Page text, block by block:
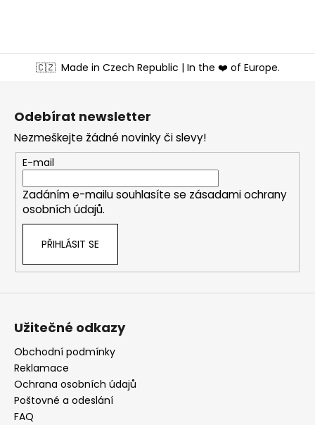
Z
á
🇨🇿 Made in Czech Republic | In the ❤️ of Europe.
Odebírat newsletter
Nezmeškejte žádné novinky či slevy!
E-mail
Zadáním e-mailu souhlasíte se zásadami ochrany
osobních údajů.
PŘIHLÁSIT SE
Užitečné odkazy
Obchodní podmínky
Reklamace
Ochrana osobních údajů
Poštovné a odeslání
FAQ